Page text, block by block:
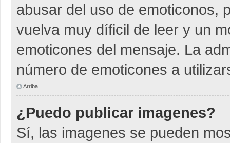
abusar del uso de emoticonos,
vuelva muy díficil de leer y un
emoticones del mensaje. La
número de emoticones a
Arriba
¿Puedo publicar imagenes?
Sí, las imagenes se pueden